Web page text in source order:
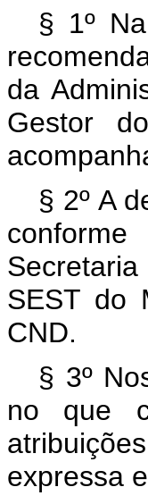
§ 1º
da
Gestor
§ 2º A
SEST do
CND.
§ 3º
no que
expressa